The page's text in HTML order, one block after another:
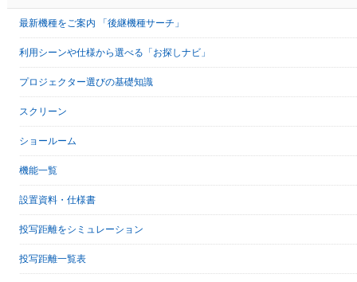
最新機種をご案内 「後継機種サーチ」
利用シーンや仕様から選べる「お探しナビ」
プロジェクター選びの基礎知識
スクリーン
ショールーム
機能一覧
設置資料・仕様書
投写距離をシミュレーション
投写距離一覧表